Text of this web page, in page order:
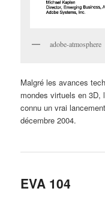
adobe-atmosphere
Malgré les avances
mondes virtuels en 3D,
connu un vrai
décembre 2004.
EVA 104